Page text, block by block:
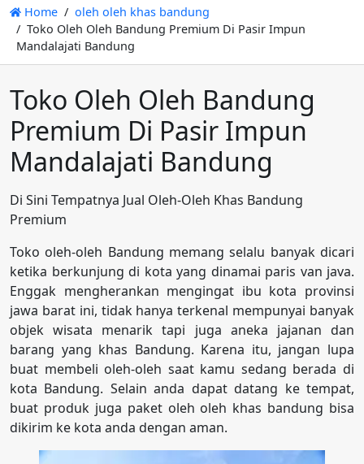
Home
oleh oleh khas bandung
Toko Oleh Oleh Bandung Premium Di Pasir Impun
Mandalajati Bandung
Toko Oleh Oleh Bandung
Premium Di Pasir Impun
Mandalajati Bandung
Di Sini Tempatnya Jual Oleh-Oleh Khas Bandung
Premium
Toko oleh-oleh Bandung memang selalu banyak dicari
ketika berkunjung di kota yang dinamai paris van java.
Enggak mengherankan mengingat ibu kota provinsi
jawa barat ini, tidak hanya terkenal mempunyai banyak
objek wisata menarik tapi juga aneka jajanan dan
barang yang khas Bandung. Karena itu, jangan lupa
buat membeli oleh-oleh saat kamu sedang berada di
kota Bandung. Selain anda dapat datang ke tempat,
buat produk juga paket oleh oleh khas bandung bisa
dikirim ke kota anda dengan aman.